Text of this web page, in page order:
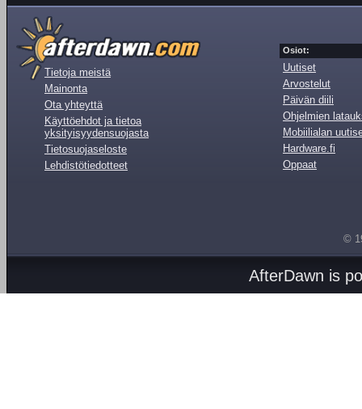
Tietoja meistä
Mainonta
Ota yhteyttä
Käyttöehdot ja tietoa
yksityisyydensuojasta
Tietosuojaseloste
Lehdistötiedotteet
Osiot:
Uutiset
Arvostelut
Päivän diili
Ohjelmien
Mobiilialan
Hardware.fi
Oppaat
©
AfterDawn is